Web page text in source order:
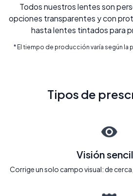
Todos nuestros lentes son
opciones transparentes y con
hasta lentes tintados para
* El tiempo de producción varía según la
Tipos de
Visión
Corrige un solo campo visual: de